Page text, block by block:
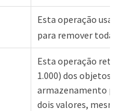
Esta operação usa
para remover
Esta operação
1.000) dos objetos
armazenamento
dois valores,